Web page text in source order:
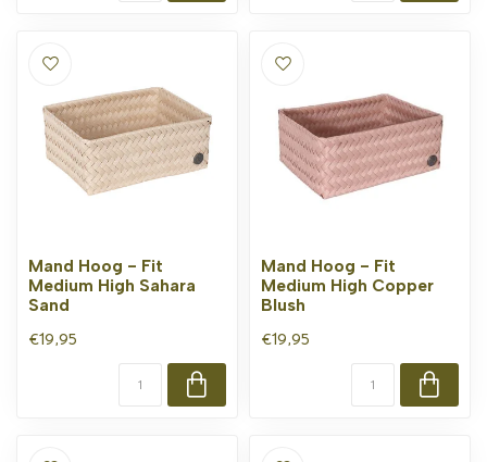
Mand Hoog - Fit
Medium High Sahara
Sand
€19,95
Mand Hoog - Fit
Medium High Copper
Blush
€19,95